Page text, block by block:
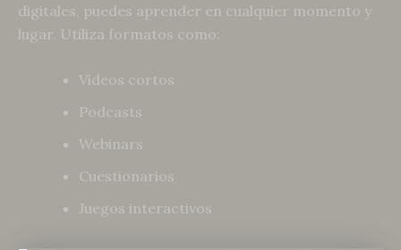
digitales, puedes aprender en cualquier momento y
lugar. Utiliza formatos como:
Videos cortos
Podcasts
Webinars
Cuestionarios
Juegos interactivos